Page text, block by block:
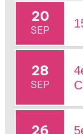
20
SEP
28
SEP
26